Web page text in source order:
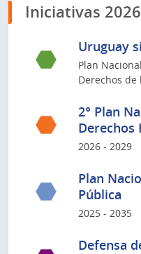
Iniciativas 2026
Uruguay
Plan
Derechos de
2° Plan
Derechos
2026 - 2029
Plan
Pública
2025 - 2035
Defensa